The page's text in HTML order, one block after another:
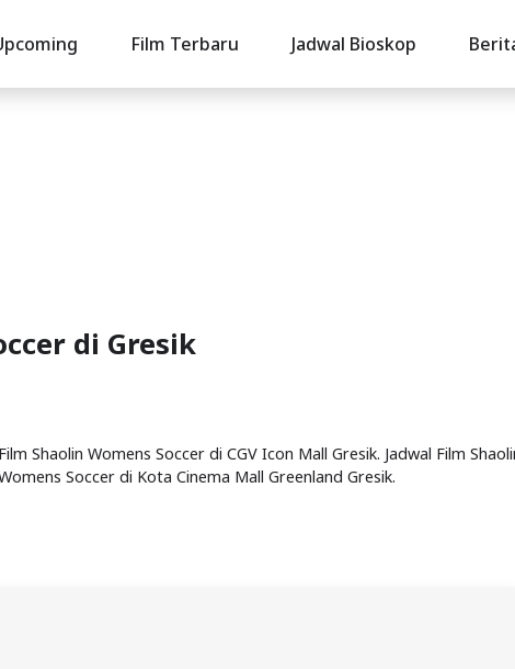
Film Terbaru Jadwal Bioskop
di Gresik
Shaolin Womens Soccer di CGV Icon Mall Gresik. Jadwal Film
Soccer di Kota Cinema Mall Greenland Gresik.